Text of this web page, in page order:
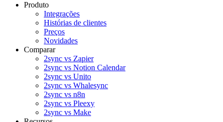
Produto
Integrações
Histórias de clientes
Preços
Novidades
Comparar
2sync vs Zapier
2sync vs Notion Calendar
2sync vs Unito
2sync vs Whalesync
2sync vs n8n
2sync vs Pleexy
2sync vs Make